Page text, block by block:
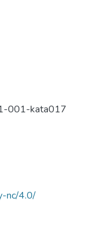
001-kata017
nc/4.0/